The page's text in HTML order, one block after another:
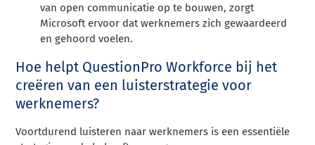
van open communicatie op te bouwen, zorgt
Microsoft ervoor dat werknemers zich gewaardeerd
en gehoord voelen.
Hoe helpt QuestionPro Workforce bij het
creëren van een luisterstrategie voor
werknemers?
Voortdurend luisteren naar werknemers is een essentiële